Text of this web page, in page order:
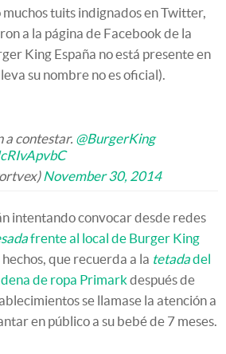
tuits indignados en Twitter,
a la página de Facebook de la
King España no está presente en
su nombre no es oficial).
a contestar. @BurgerKing
November 30, 2014
intentando convocar desde redes
frente al local de Burger King
que recuerda a la tetadadel
de ropa Primarkdespués de
se llamase la atención a
en público a su bebé de 7 meses.